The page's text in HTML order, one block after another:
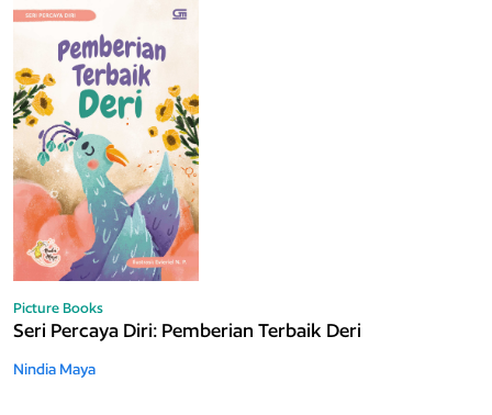
Picture Books
Seri Percaya Diri: Pemberian Terbaik Deri
Nindia Maya